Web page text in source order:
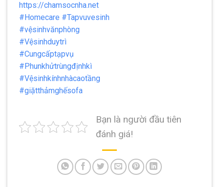
https://chamsocnha.net
#Homecare #Tapvuvesinh
#vệsinhvănphòng
#Vệsinhduytrì
#Cungcấptạpvụ
#Phunkhửtrùngđịnhkì
#Vệsinhkínhnhàcaotầng
#giặtthảmghếsofa
Bạn là người đầu tiên
đánh giá!